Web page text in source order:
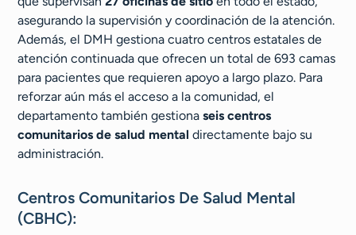
asegurando la supervisión y coordinación de la atención.
Además, el DMH gestiona cuatro centros estatales de
atención continuada que ofrecen un total de 693 camas
para pacientes que requieren apoyo a largo plazo. Para
reforzar aún más el acceso a la comunidad, el
departamento también gestionaseis centros
comunitarios de salud mental directamente bajo su
administración.
Centros Comunitarios De Salud Mental
(CBHC):